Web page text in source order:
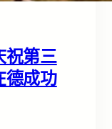
祝第三
德成功